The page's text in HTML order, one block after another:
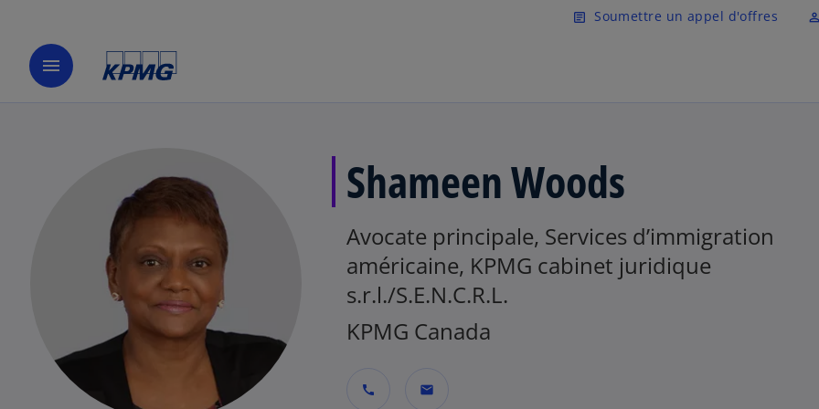
Skip to main content
article Soumettre un appel d'offres perm_identity
menu
Shameen Woods
Avocate principale, Services d’immigration
américaine, KPMG cabinet juridique
s.r.l./S.E.N.C.R.L.
KPMG Canada
call mail